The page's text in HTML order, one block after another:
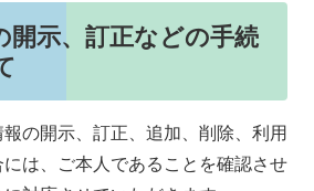
開示、訂正などの手続
の開示、訂正、追加、削除、利用
は、ご本人であることを確認させ